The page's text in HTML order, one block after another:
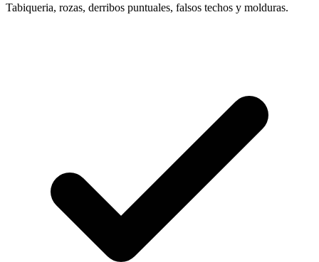
Tabiqueria, rozas, derribos puntuales, falsos techos y molduras.